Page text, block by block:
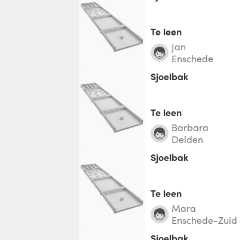
Te leen
Jan
Enschede
Sjoelbak
Te leen
Barbara
Delden
Sjoelbak
Te leen
Mara
Enschede-Zuid